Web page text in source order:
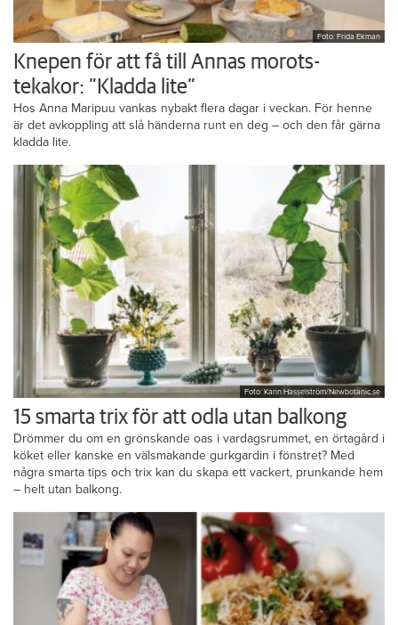
Foto: Frida Ekman
Knepen för att få till Annas morots-
tekakor: ”Kladda lite”
Hos Anna Maripuu vankas nybakt flera dagar i veckan. För henne
är det avkoppling att slå händerna runt en deg – och den får gärna
kladda lite.
Foto: Karin Hasselström/Newbotanic.se
15 smarta trix för att odla utan balkong
Drömmer du om en grönskande oas i vardagsrummet, en örtagård i
köket eller kanske en välsmakande gurkgardin i fönstret? Med
några smarta tips och trix kan du skapa ett vackert, prunkande hem
– helt utan balkong.